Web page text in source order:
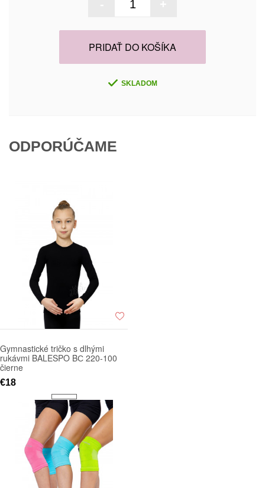
PRIDAŤ DO KOŠÍKA
SKLADOM
ODPORÚČAME
Gymnastické tričko s dlhými
rukávmi BALESPO BС 220-100
čierne
€18